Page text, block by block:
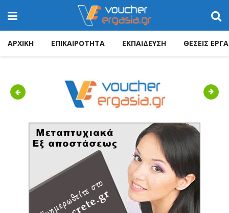
ΑΡΧΙΚΗ ΕΠΙΚΑΙΡΟΤΗΤΑ ΕΚΠΑΙΔΕΥΣΗ ΘΕΣΕΙΣ
Previous Next